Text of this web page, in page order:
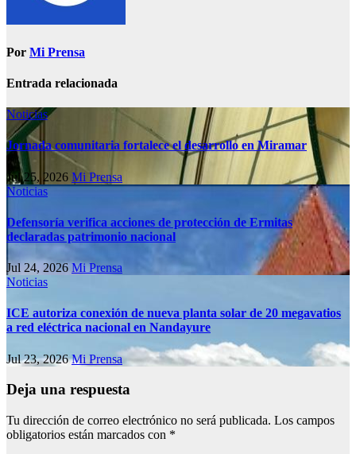
Por Mi Prensa
Entrada relacionada
Noticias
Jornada comunitaria fortalece el desarrollo en Miramar
Jul 25, 2026 Mi Prensa
Noticias
Defensoría verifica acciones de protección de Ermitas
declaradas patrimonio nacional
Jul 24, 2026Mi Prensa
Noticias
ICE autoriza conexión de nueva planta solar de 20 megavatios
a red eléctrica nacional en Nandayure
Jul 23, 2026Mi Prensa
Deja una respuesta
Tu dirección de correo electrónico no será publicada. Los campos
obligatorios están marcados con *